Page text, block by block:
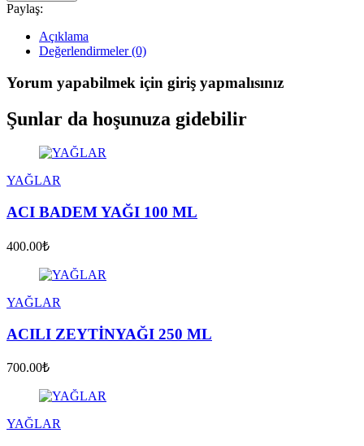
Paylaş:
Açıklama
Değerlendirmeler (0)
Yorum yapabilmek için giriş yapmalısınız
Şunlar da hoşunuza gidebilir
YAĞLAR
ACI BADEM YAĞI 100 ML
400.00₺
YAĞLAR
ACILI ZEYTİNYAĞI 250 ML
700.00₺
YAĞLAR